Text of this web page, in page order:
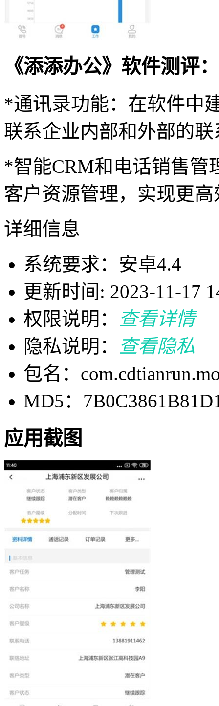
《添添办公》软件测评：
*通讯录功能：在软件中
联系企业内部和外部的联
*智能CRM和电话销售管
客户资源管理，实现更
详细信息
系统要求：安卓4.4
更新时间: 2023-11-17
权限说明：
查看详情
隐私说明：
查看隐私
包名：
MD5：
应用截图